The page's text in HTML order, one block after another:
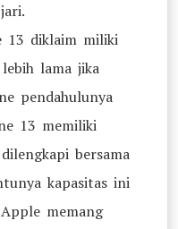
13 diklaim miliki
lama jika
pendahulunya
13 memiliki
bersama
kapasitas ini
memang